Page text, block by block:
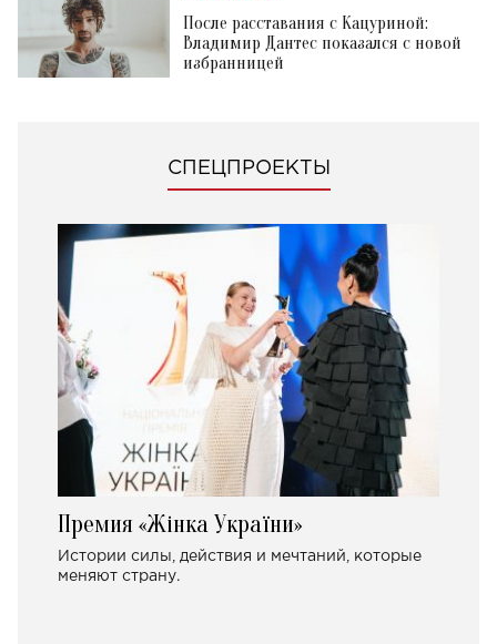
После расставания с Кацуриной:
Владимир Дантес показался с новой
избранницей
СПЕЦПРОЕКТЫ
Премия «Жінка України»
Истории силы, действия и мечтаний, которые
меняют страну.